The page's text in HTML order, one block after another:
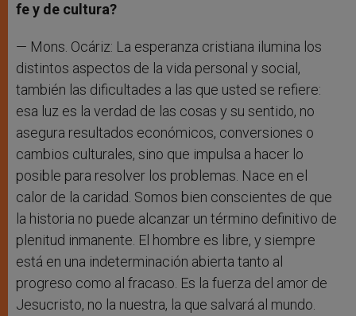
fe y de cultura?
— Mons. Ocáriz: La esperanza cristiana ilumina los
distintos aspectos de la vida personal y social,
también las dificultades a las que usted se refiere:
esa luz es la verdad de las cosas y su sentido, no
asegura resultados económicos, conversiones o
cambios culturales, sino que impulsa a hacer lo
posible para resolver los problemas. Nace en el
calor de la caridad. Somos bien conscientes de que
la historia no puede alcanzar un término definitivo de
plenitud inmanente. El hombre es libre, y siempre
está en una indeterminación abierta tanto al
progreso como al fracaso. Es la fuerza del amor de
Jesucristo, no la nuestra, la que salvará al mundo.